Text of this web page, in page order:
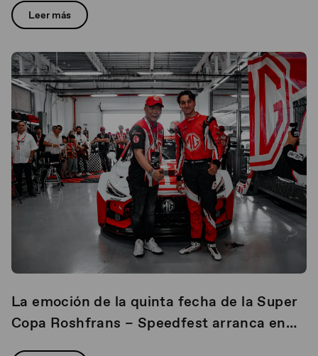
Leer más
La emoción de la quinta fecha de la Super
Copa Roshfrans – Speedfest arranca en